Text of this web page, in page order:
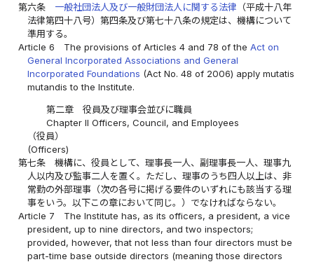
第六条
一般社団法人及び一般財団法人に関する法律 （平成十八年
法律第四十八号）第四条及び第七十八条の規定は、機構について
準用する。
Article 6
The provisions of Articles 4 and 78 of theAct on
General Incorporated Associations and General
Incorporated Foundations (Act No. 48 of 2006) apply mutatis
mutandis to the Institute.
第二章 役員及び理事会並びに職員
Chapter II Officers, Council, and Employees
（役員）
(Officers)
第七条
機構に、役員として、理事長一人、副理事長一人、理事九
人以内及び監事二人を置く。ただし、理事のうち四人以上は、非
常勤の外部理事（次の各号に掲げる要件のいずれにも該当する理
事をいう。以下この章において同じ。）でなければならない。
Article 7
The Institute has, as its officers, a president, a vice
president, up to nine directors, and two inspectors;
provided, however, that not less than four directors must be
part-time base outside directors (meaning those directors